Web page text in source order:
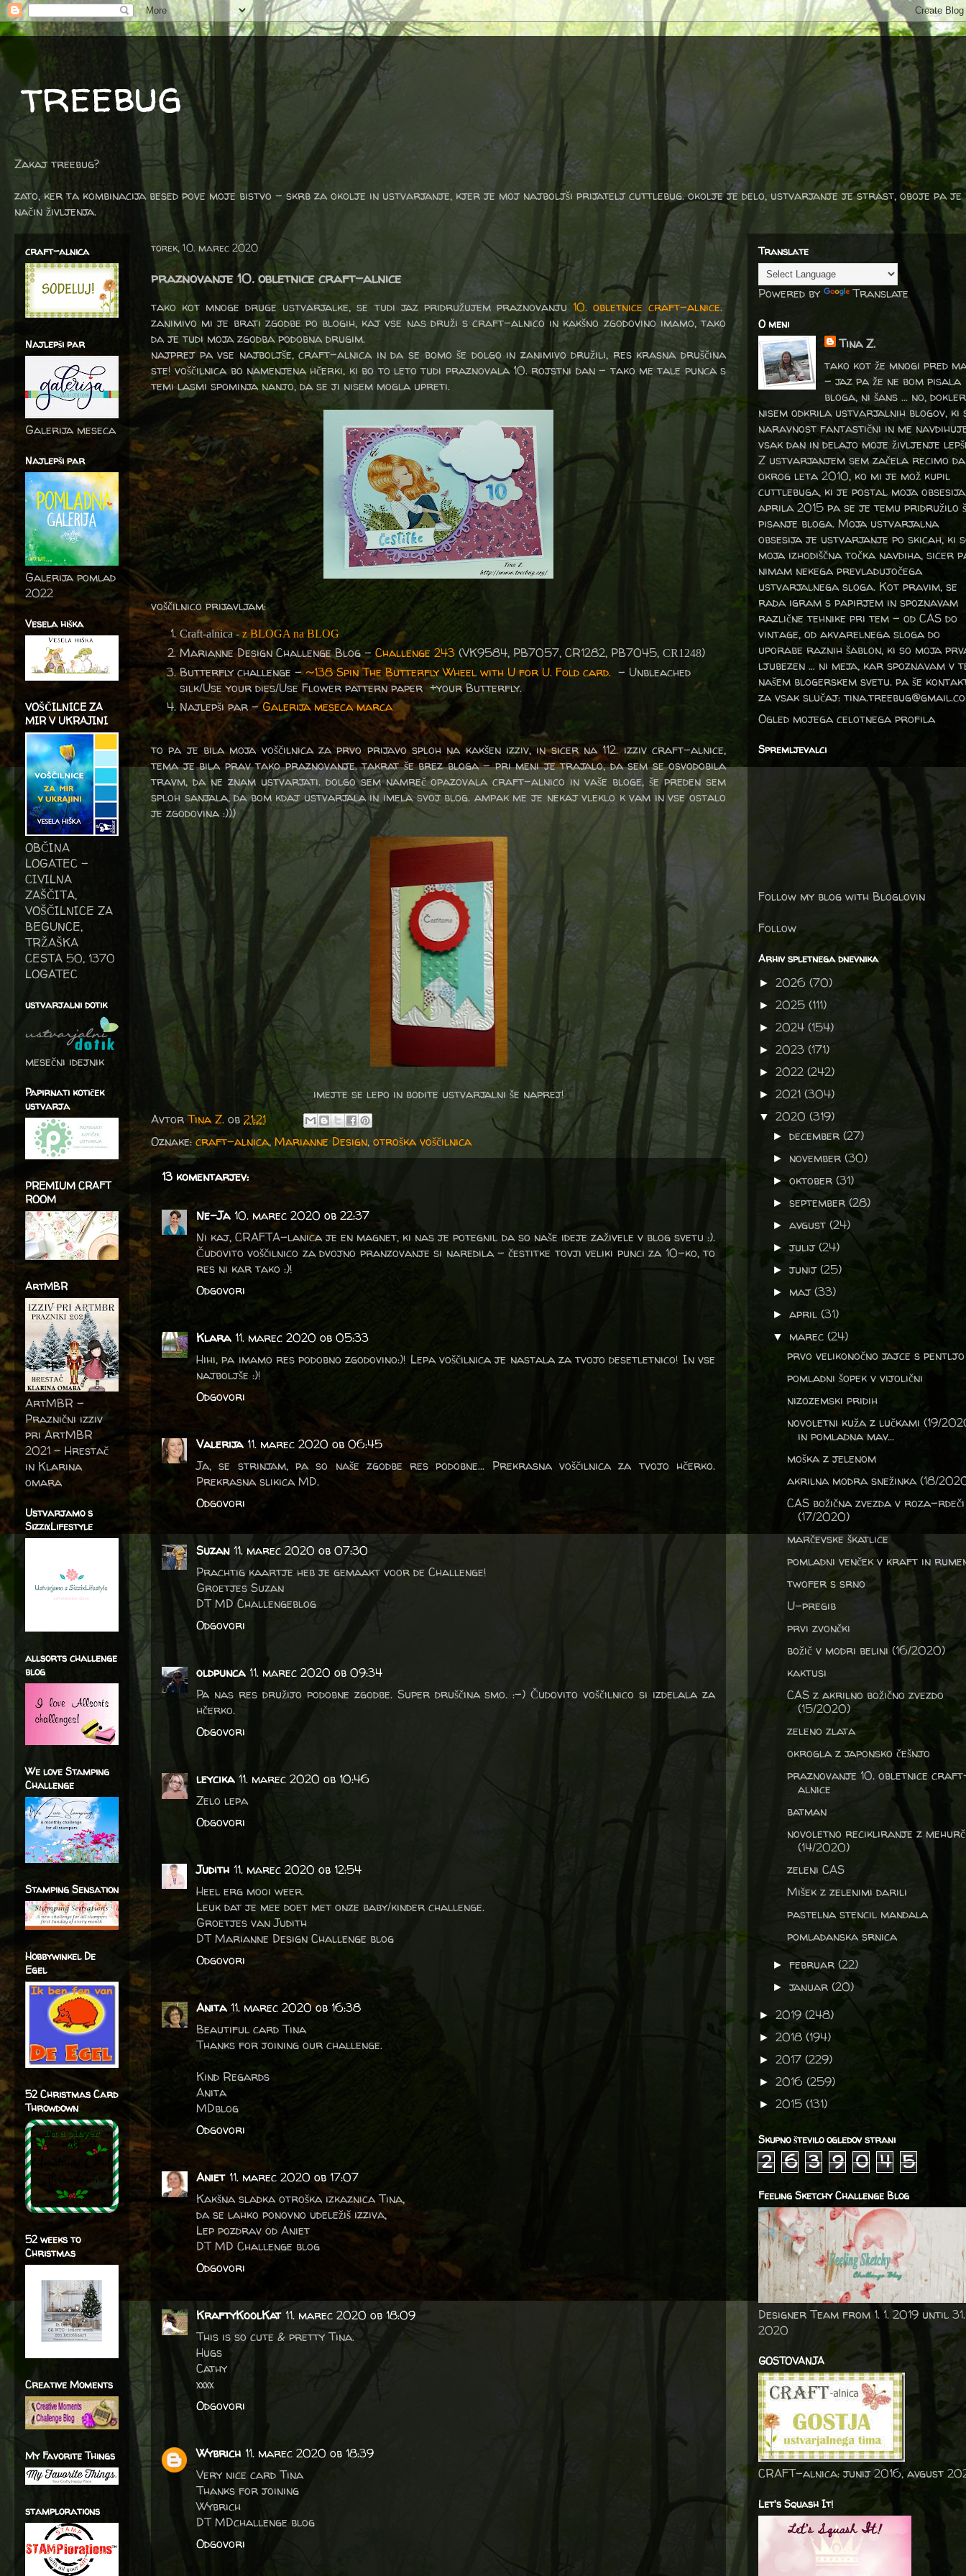
treebug
Zakaj treebug?
zato, ker ta kombinacija besed pove moje bistvo - skrb za okolje in ustvarjanje, kjer je moj najboljši prijatelj cuttlebug. okolje je delo, ustvarjanje je strast, oboje pa je
način življenja.
torek, 10. marec 2020
praznovanje 10. obletnice craft-alnice
tako kot mnoge druge ustvarjalke, se tudi jaz pridružujem praznovanju 10. obletnice craft-alnice.
zanimivo mi je brati zgodbe po blogih, kaj vse nas druži s craft-alnico in kakšno zgodovino imamo, tako
da je tudi moja zgodba podobna drugim.
najprej pa vse najboljše, craft-alnica in da se bomo še dolgo in zanimivo družili, res krasna druščina
ste! voščilnica bo namenjena hčerki, ki bo to leto tudi praznovala 10. rojstni dan - tako me tale punca s
temi lasmi spominja nanjo, da se ji nisem mogla upreti.
voščilnico prijavljam:
Craft-alnica -z BLOGA na BLOG
Marianne Design Challenge Blog – Challenge 243 (VK9584, PB7057, CR1282, PB7045, CR1248)
Butterfly challenge -~138 Spin The Butterfly Wheel with U for U. Fold card. - Unbleached
silk/Use your dies/Use Flower pattern paper +your Butterfly.
Najlepši par -Galerija meseca marca
to pa je bila moja voščilnica za prvo prijavo sploh na kakšen izziv, in sicer na 112. izziv craft-alnice,
tema je bila prav tako praznovanje.takrat še brez bloga - pri meni je trajalo, da sem se osvodobila
travm, da ne znam ustvarjati. dolgo sem namreč opazovala craft-alnico in vaše bloge, še preden sem
sploh sanjala, da bom kdaj ustvarjala in imela svoj blog. ampak me je nekaj vleklo k vam in vse ostalo
je zgodovina :)))
imejte se lepo in bodite ustvarjalni še naprej!
AvtorTina Z. ob 21:21
Oznake:craft-alnica, Marianne Design, otroška voščilnica
13 komentarjev:
Ne-Ja 10. marec 2020 ob 22:37
Ni kaj, CRAFTA-lanica je en magnet, ki nas je potegnil da so naše ideje zaživele v blog svetu :).
Čudovito voščilnico za dvojno pranzovanje si naredila - čestitke tovji veliki punci za 10-ko, to
res ni kar tako :)!
Odgovori
Klara 11. marec 2020 ob 05:33
Hihi, pa imamo res podobno zgodovino:)! Lepa voščilnica je nastala za tvojo desetletnico! In vse
najboljše :)!
Odgovori
Valerija 11. marec 2020 ob 06:45
Ja, se strinjam, pa so naše zgodbe res podobne... Prekrasna voščilnica za tvojo hčerko.
Prekrasna slikica MD.
Odgovori
Suzan 11. marec 2020 ob 07:30
Prachtig kaartje heb je gemaakt voor de Challenge!
Groetjes Suzan
DT MD Challengeblog
Odgovori
oldpunca 11. marec 2020 ob 09:34
Pa nas res družijo podobne zgodbe. Super druščina smo. :-) Čudovito voščilnico si izdelala za
hčerko.
Odgovori
leycika 11. marec 2020 ob 10:46
Zelo lepa
Odgovori
Judith 11. marec 2020 ob 12:54
Heel erg mooi weer.
Leuk dat je mee doet met onze baby/kinder challenge.
Groetjes van Judith
DT Marianne Design Challenge blog
Odgovori
Anita 11. marec 2020 ob 16:38
Beautiful card Tina
Thanks for joining our challenge.
Kind Regards
Anita
MDblog
Odgovori
Aniet 11. marec 2020 ob 17:07
Kakšna sladka otroška izkaznica Tina,
da se lahko ponovno udeležiš izziva,
Lep pozdrav od Aniet
DT MD Challenge blog
Odgovori
KraftyKoolKat 11. marec 2020 ob 18:09
This is so cute & pretty Tina.
Hugs
Cathy
xxxx
Odgovori
Wybrich 11. marec 2020 ob 18:39
Very nice card Tina
Thanks for joining
Wybrich
DT MDchallenge blog
Odgovori
craft-alnica
Najlepši par
Galerija meseca
Najlepši par
Galerija pomlad
2022
Vesela hiška
VOŠČILNICE ZA
MIR V UKRAJINI
OBČINA
LOGATEC -
CIVILNA
ZAŠČITA,
VOŠČILNICE ZA
BEGUNCE,
TRŽAŠKA
CESTA 50, 1370
LOGATEC
ustvarjalni dotik
mesečni idejnik
Papirnati kotiček
ustvarja
PREMIUM CRAFT
ROOM
ArtMBR
ArtMBR -
Praznični izziv
pri ArtMBR
2021 – Hrestač
in Klarina
omara
Ustvarjamo s
SizzixLifestyle
allsorts challenge
blog
We love Stamping
Challenge
Stamping Sensation
Hobbywinkel De
Egel
52 Christmas Card
Throwdown
52 weeks to
Christmas
Creative Moments
My Favorite Things
stamplorations
Translate
Powered by Translate
O meni
Tina Z.
tako kot že mnogi pred
- jaz pa že ne bom pisala
bloga, ni šans ... no, dokler
nisem odkrila ustvarjalnih blogov, ki
naravnost fantastični in me
vsak dan in delajo moje življenje
Z ustvarjanjem sem začela recimo da
okrog leta 2010, ko mi je mož kupil
cuttlebuga, ki je postal moja
aprila 2015 pa se je temu pridružilo
pisanje bloga. Moja ustvarjalna
obsesija je ustvarjanje po skicah, ki
moja izhodiščna točka navdiha, sicer
nimam nekega prevladujočega
ustvarjalnega sloga. Kot pravim, se
rada igram s papirjem in spoznavam
različne tehnike pri tem – od CAS do
vintage, od akvarelnega sloga do
uporabe raznih šablon, ki so moja
ljubezen … ni meja, kar spoznavam v
našem blogerskem svetu. pa še
za vsak slučaj:
Ogled mojega celotnega profila
Spremljevalci
Follow my blog with Bloglovin
Follow
Arhiv spletnega dnevnika
► 2026 (70)
► 2025 (111)
► 2024 (154)
► 2023 (171)
► 2022 (242)
► 2021 (304)
▼ 2020 (319)
►december(27)
► november(30)
►oktober(31)
►september(28)
►avgust(24)
►julij(24)
►junij(25)
► maj(33)
►april(31)
▼ marec(24)
prvo velikonočno jajce s pentljo
pomladni šopek v vijolični
nizozemski pridih
novoletni kuža z lučkami (19/
in pomladna mav...
moška z jelenom
akrilna modra snežinka (18/
CAS božična zvezda v roza-rdeči
(17/2020)
marčevske škatlice
pomladni venček v kraft in
twofer s srno
U-pregib
prvi zvončki
božič v modri belini (16/2020)
kaktusi
CAS z akrilno božično zvezdo
(15/2020)
zeleno zlata
okrogla z japonsko češnjo
praznovanje 10. obletnice
alnice
batman
novoletno recikliranje z
(14/2020)
zeleni CAS
Mišek z zelenimi darili
pastelna stencil mandala
pomladanska srnica
►februar(22)
►januar(20)
► 2019 (248)
► 2018 (194)
► 2017 (229)
► 2016 (259)
► 2015 (131)
Skupno število ogledov strani
2 6 3 9 0 4 5
Feeling Sketchy Challenge Blog
Designer Team from 1. 1. 2019 until
2020
GOSTOVANJA
CRAFT-alnica: junij 2016, avgust
Let's Squash It!